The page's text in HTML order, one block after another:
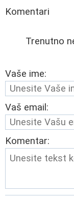
Komentari
Trenutno
Vaše ime:
Vaš email:
Komentar: